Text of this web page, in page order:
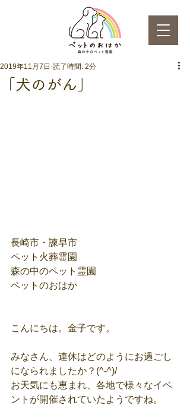
「犬のがん」
2019年11月7日 読了時間: 2分
長崎市・諫早市
ペット火葬霊園
森の中のペット霊園
ペットのおはか
こんにちは。金子です。
みなさん、連休はどのようにお過ごし
になられましたか？(^-^)/
お天気にも恵まれ、各地で様々なイベ
ントが開催されていたようですね。